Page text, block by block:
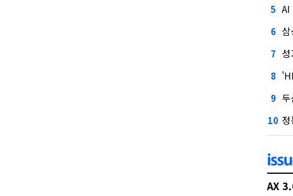
5 AI
6
7 성
8
9 두
10
AX